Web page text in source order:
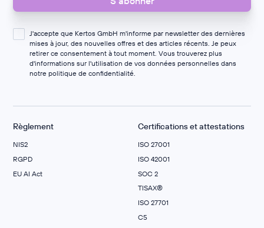
J'accepte que Kertos GmbH m'informe par newsletter des dernières
mises à jour, des nouvelles offres et des articles récents. Je peux
retirer ce consentement à tout moment. Vous trouverez plus
d'informations sur l'utilisation de vos données personnelles dans
notre politique de confidentialité.
Règlement
NIS2
RGPD
EU AI Act
Certifications et attestations
ISO 27001
ISO 42001
SOC 2
TISAX®
ISO 27701
C5